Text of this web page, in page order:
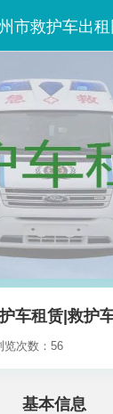
市救护车出租
车租赁|救护
览次数：56
基本信息